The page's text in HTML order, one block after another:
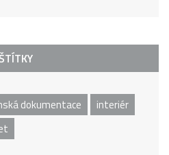
dokumentace
interiér